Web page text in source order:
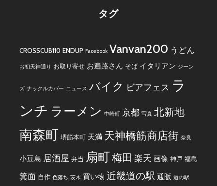
タグ
CROSSCUB110 ENDUP Facebook Vanvan200 うどん
お初天神通り お取り寄せ お遍路さん そば イタリアン ジーン
ズ ナックルカバー ニュース バイク ビアフェス ラ
ンチ ラーメン 中崎町 京都 写真 北新地
南森町 堺筋本町 天満 天神橋筋商店街 奈良
小豆島 居酒屋 弁当 扇町梅田 楽天 画像 神戸 福島
箕面 自作 色落ち 茨木 買い物 近畿道の駅 通販 道の駅